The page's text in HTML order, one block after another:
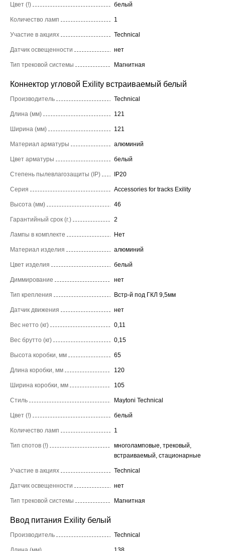
Цвет (!) белый
Количество ламп 1
Участие в акциях Technical
Датчик освещенности нет
Тип трековой системы Магнитная
Коннектор угловой Exility встраиваемый белый
Производитель Technical
Длина (мм) 121
Ширина (мм) 121
Материал арматуры алюминий
Цвет арматуры белый
Степень пылевлагозащиты (IP) IP20
Серия Accessories for tracks Exility
Высота (мм) 46
Гарантийный срок (г.) 2
Лампы в комплекте Нет
Материал изделия алюминий
Цвет изделия белый
Диммирование нет
Тип крепления Встр-й под ГКЛ 9,5мм
Датчик движения нет
Вес нетто (кг) 0,11
Вес брутто (кг) 0,15
Высота коробки, мм 65
Длина коробки, мм 120
Ширина коробки, мм 105
Стиль Maytoni Technical
Цвет (!) белый
Количество ламп 1
Тип спотов (!)
многоламповые, трековый,
встраиваемый, стационарные
Участие в акциях Technical
Датчик освещенности нет
Тип трековой системы Магнитная
Ввод питания Exility белый
Производитель Technical